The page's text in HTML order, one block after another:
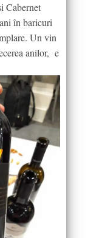
Cabernet
în baricuri
Un vin
anilor, e